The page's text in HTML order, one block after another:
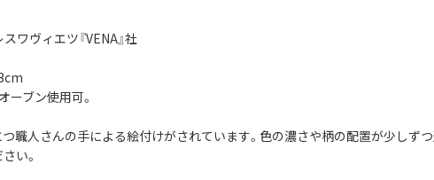
ワヴィエツ『VENA』社
ーブン使用可。
職人さんの手による絵付けがされています。色の濃さや柄の配置が少しず
い。